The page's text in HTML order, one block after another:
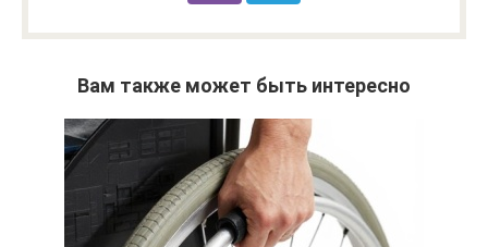
Вам также может быть интересно